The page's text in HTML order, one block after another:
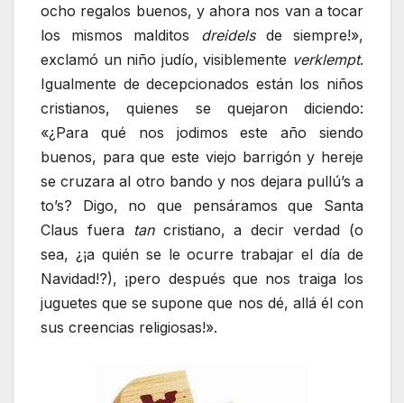
ocho regalos buenos, y ahora nos van a tocar
los mismos malditos dreidelsde siempre!»,
exclamó un niño judío, visiblemente verklempt.
Igualmente de decepcionados están los niños
cristianos, quienes se quejaron diciendo:
«¿Para qué nos jodimos este año siendo
buenos, para que este viejo barrigón y hereje
se cruzara al otro bando y nos dejara pullú’s a
to’s? Digo, no que pensáramos que Santa
Claus fuera tancristiano, a decir verdad (o
sea, ¿¡a quién se le ocurre trabajar el día de
Navidad!?), ¡pero después que nos traiga los
juguetes que se supone que nos dé, allá él con
sus creencias religiosas!».